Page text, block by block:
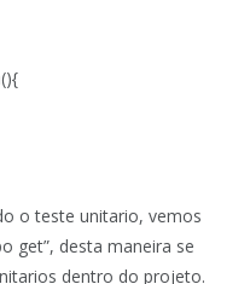
o teste unitario, vemos
get”, desta maneira se
dentro do projeto.